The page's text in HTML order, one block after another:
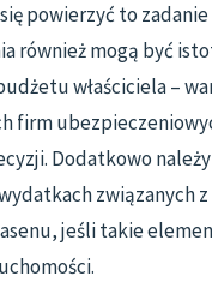
powierzyć to
również mogą być
właściciela –
firm
Dodatkowo
związanych
jeśli takie